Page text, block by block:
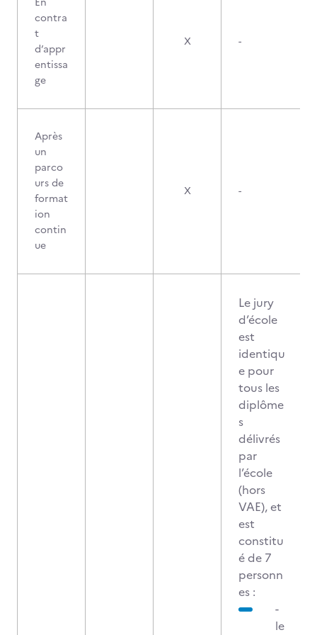
contra
t
d’appr
entissa
ge
X -
Après
un
parco
urs de
format
ion
contin
ue
X -
Le jury
d’école
est
identiqu
e pour
tous les
diplôme
s
délivrés
par
l’école
(hors
VAE), et
est
constitu
é de 7
personn
es :
-
le